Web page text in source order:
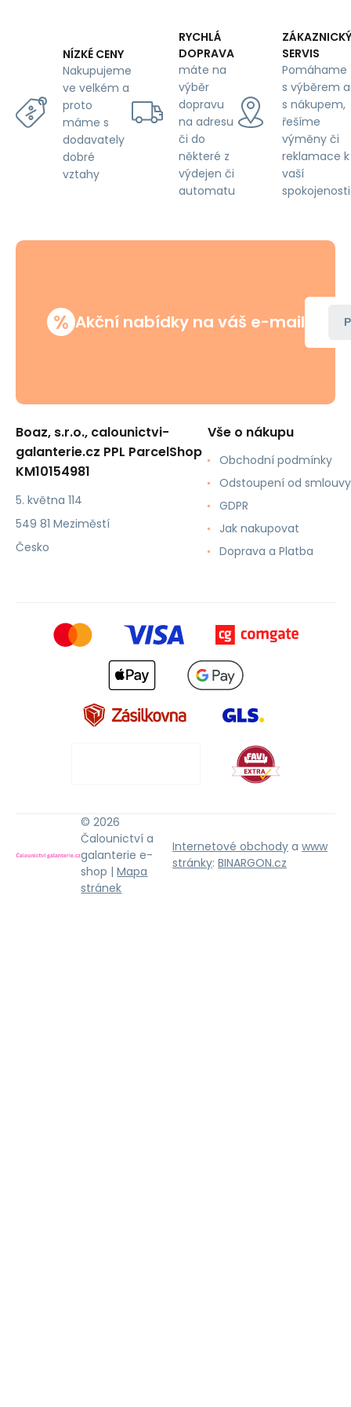
Proof,
Blue
NÍZKÉ CENY
Nakupujeme
ve velkém a
proto
máme s
dodavately
dobré
vztahy
RYCHLÁ
DOPRAVA
máte na
výběr
dopravu
na adresu
či do
některé z
výdejen či
automatu
ZÁKAZNICKÝ
SERVIS
Pomáhame
s výběrem a
s nákupem,
řešíme
výměny či
reklamace k
vaší
spokojenosti
% Akční nabídky na váš e-mail
Boaz, s.r.o., calounictvi-
galanterie.cz PPL ParcelShop
KM10154981
5. května 114
549 81 Meziměstí
Česko
Vše o nákupu
Obchodní podmínky
Odstoupení od smlouvy
GDPR
Jak nakupovat
Doprava a Platba
© 2026
Čalounictví a
galanterie e-
shop |Mapa
stránek
Internetové obchody a www
stránky: BINARGON.cz